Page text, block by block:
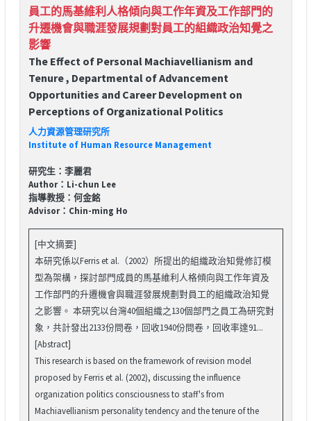
員工的馬基維利人格傾向與工作年資及工作部門的
升遷機會與職涯發展規劃對員工的組織政治知覺之
影響
The Effect of Personal Machiavellianism and
Tenure , Departmental of Advancement
Opportunities and Career Development on
Perceptions of Organizational Politics
人力資源管理研究所
Institute of Human Resource Management
研究生：李麗君
Author：Li-chun Lee
指導教授：何金銘
Advisor：Chin-ming Ho
[中文摘要]
本研究係以Ferris et al.（2002）所提出的組織政治知覺修訂模
型為架構，探討部門成員的馬基維利人格傾向與工作年資及
工作部門的升遷機會與職涯發展規劃對員工的組織政治知覺
之影響。 本研究以台灣40個組織之130個部門之員工為研究對
象，共計發出2133份問卷，回收1940份問卷，回收率達91...
[Abstract]
This research is based on the framework of revision model
proposed by Ferris et al. (2002), discussing the influence
organization politics consciousness to staff's from
Machiavellianism personality tendency and the tenure of the